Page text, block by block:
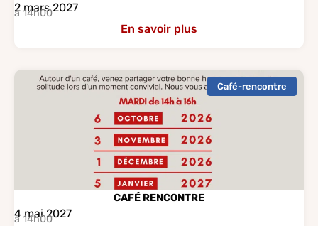
2 mars 2027
à 14h00
En savoir plus
Café-rencontre
CAFÉ RENCONTRE
4 mai 2027
à 14h00